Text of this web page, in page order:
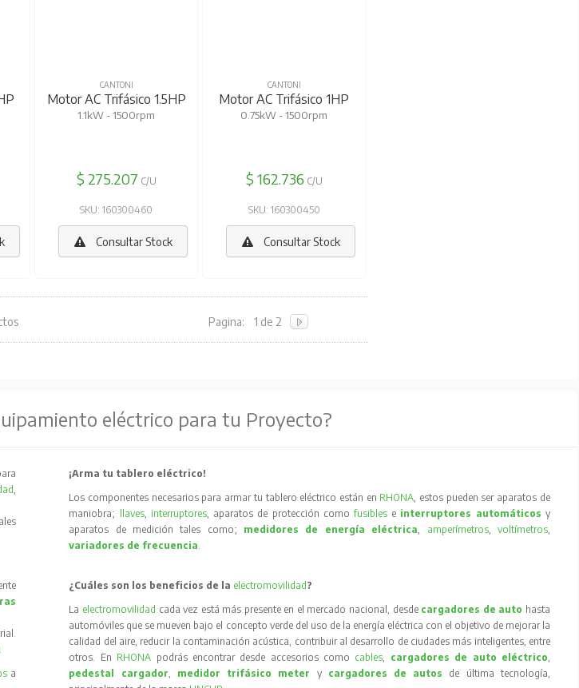
CANTONI
Motor AC Trifásico 1.5HP
1.1kW - 1500rpm
$ 275.207 C/U
SKU: 160300460
Consultar Stock
CANTONI
Motor AC Trifásico 1HP
0.75kW - 1500rpm
$ 162.736 C/U
SKU: 160300450
Consultar Stock
Pagina: 1 de 2
eléctrico para tu Proyecto?
,
.
a
¡Arma tu tablero eléctrico!
Los componentes necesarios para armar tu tablero eléctrico están en RHONA, estos pueden ser aparatos de
maniobra;
llaves, interruptores, aparatos de protección comofusibles e interruptores automáticos y
aparatos de medición tales como; medidores de energía eléctrica, amperímetros, voltímetros,
variadores de frecuencia.
¿Cuáles son los beneficios de la electromovilidad ?
La electromovilidad cada vez está más presente en el mercado nacional, desde cargadores de auto hasta
automóviles que se mueven bajo el concepto verde del uso de la energía eléctrica con el objetivo de mejorar la
calidad del aire, reducir la contaminación acústica, contribuir al desarrollo de ciudades más inteligentes, entre
otros. En RHONA podrás encontrar desde accesorios como cables, cargadores de auto eléctrico,
pedestal cargador, medidor trifásico meter y cargadores de autos
de última tecnología,